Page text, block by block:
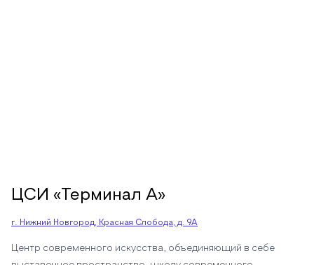
ЦСИ «Терминал А»
г. Нижний Новгород, Красная Слобода, д. 9А
Центр современного искусства, объединяющий в себе